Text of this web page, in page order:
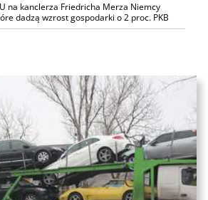
na kanclerza Friedricha Merza Niemcy
dadzą wzrost gospodarki o 2 proc. PKB